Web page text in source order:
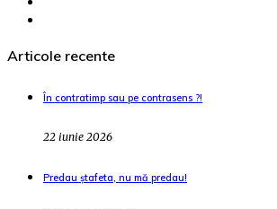
Articole recente
În contratimp sau pe contrasens ?!
22 iunie 2026
Predau ștafeta, nu mă predau!